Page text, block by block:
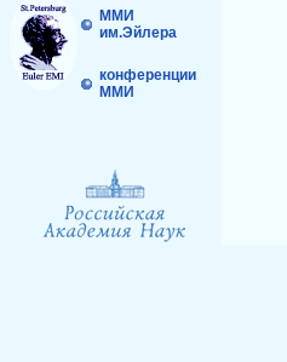
ММИ
им.Эйлера
конференции
ММИ